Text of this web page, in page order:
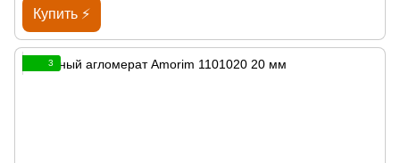
Купить ⚡
3